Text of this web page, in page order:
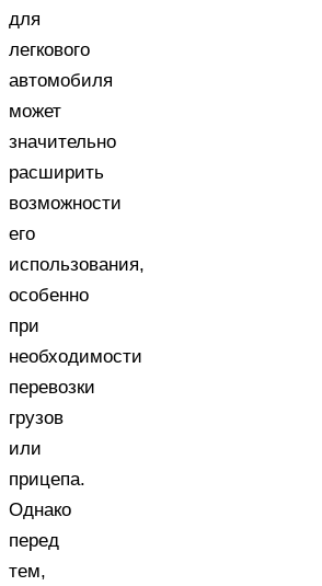
для
легкового
автомобиля
может
значительно
расширить
возможности
его
использования,
особенно
при
необходимости
перевозки
грузов
или
прицепа.
Однако
перед
тем,